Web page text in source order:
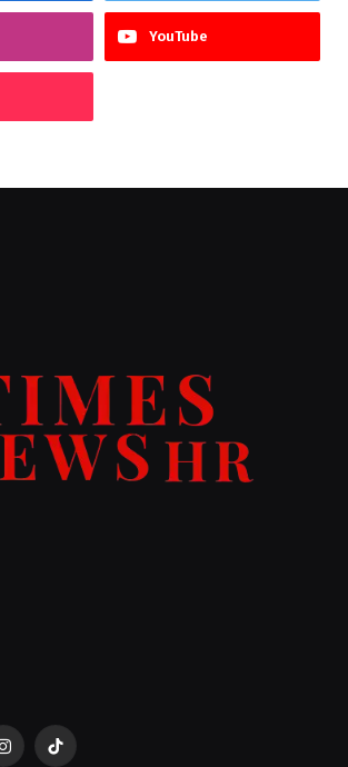
YouTube
Instagram
TikTok